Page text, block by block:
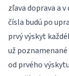
zľava doprava a
čísla budú po
prvý výskyt
už
od prvého